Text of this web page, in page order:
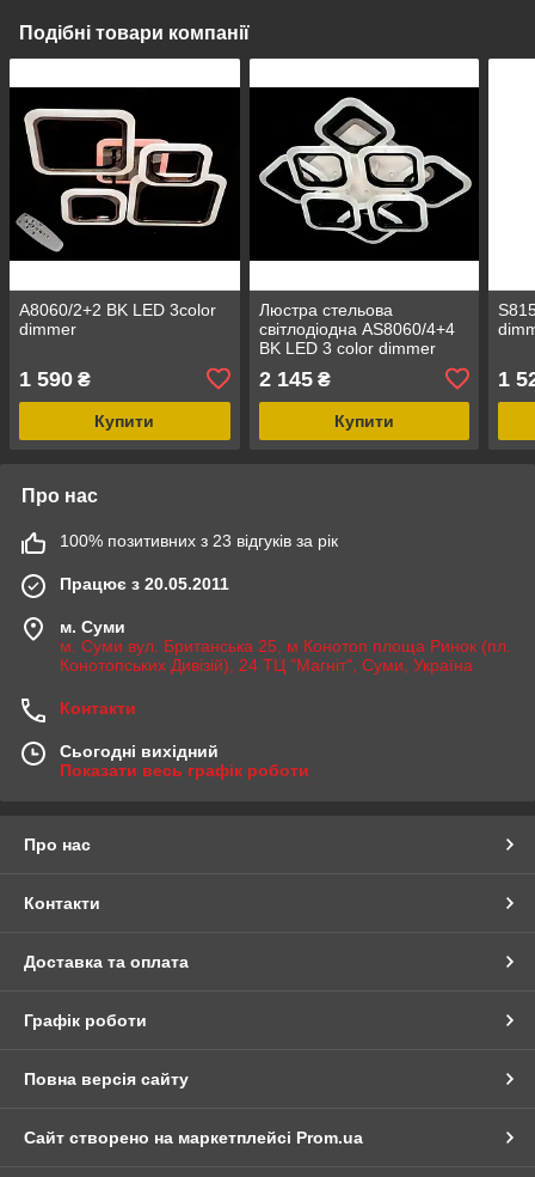
Подібні товари компанії
A8060/2+2 BK LED 3color
dimmer
1 590 ₴
Купити
Люстра стельова
світлодіодна AS8060/4+4
BK LED 3 color dimmer
2 145₴
Купити
1
Про нас
100% позитивних з 23 відгуків за рік
Працює з 20.05.2011
м. Суми
м. Суми вул. Британська 25, м Конотоп площа Ринок (пл.
Конотопських Дивізій), 24 ТЦ "Магніт", Суми, Україна
Контакти
Сьогодні вихідний
Показати весь графік роботи
Про нас
Контакти
Доставка та оплата
Графік роботи
Повна версія сайту
Сайт створено на маркетплейсі Prom.ua